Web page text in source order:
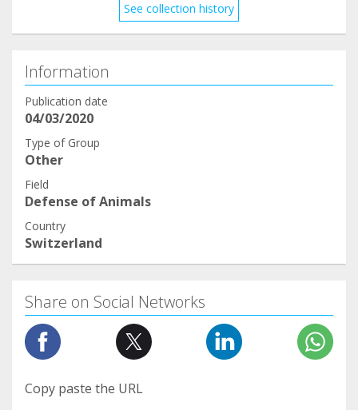
See collection history
Information
Publication date
04/03/2020
Type of Group
Other
Field
Defense of Animals
Country
Switzerland
Share on Social Networks
Copy paste the URL